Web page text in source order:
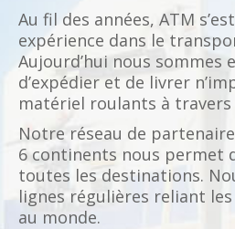
Au fil des années, ATM
expérience dans le
Aujourd’hui nous sommes
d’expédier et de livrer
matériel roulants à travers
Notre réseau de
6 continents nous permet
toutes les destinations.
lignes régulières reliant
au monde.